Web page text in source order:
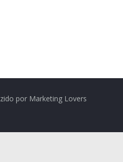
por Marketing Lovers